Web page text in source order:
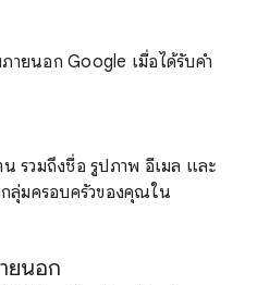
ายนอก Google เมื่อได้รับคำ
รวมถึงชื่อ รูปภาพ อีเมล และ
ลุ่มครอบครัวของคุณใน
ยนอก